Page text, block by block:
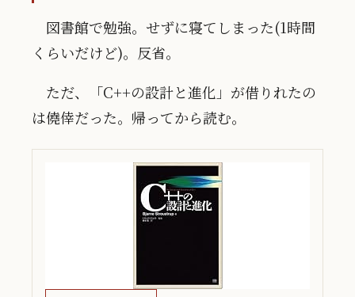
図書館で勉強。せずに寝てしまった(1時間
くらいだけど)。反省。
ただ、「C++の設計と進化」が借りれたの
は僥倖だった。帰ってから読む。